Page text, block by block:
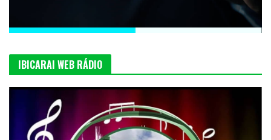
IBICARAI WEB RÁDIO